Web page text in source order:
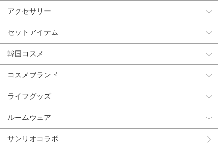
アクセサリー
セットアイテム
韓国コスメ
コスメブランド
ライフグッズ
ルームウェア
サンリオコラボ